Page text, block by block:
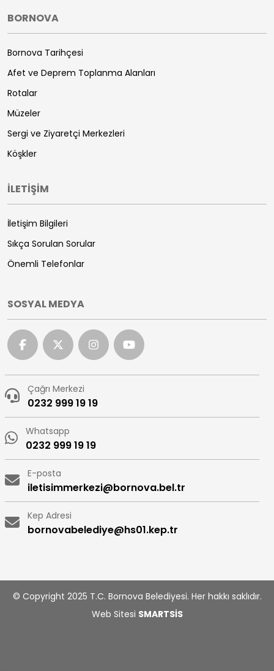
BORNOVA
Bornova Tarihçesi
Afet ve Deprem Toplanma Alanları
Rotalar
Müzeler
Sergi ve Ziyaretçi Merkezleri
Köşkler
İLETİŞİM
İletişim Bilgileri
Sıkça Sorulan Sorular
Önemli Telefonlar
SOSYAL MEDYA
Çağrı Merkezi
0232 999 19 19
Whatsapp
0232 999 19 19
E-posta
iletisimmerkezi@bornova.bel.tr
Kep Adresi
bornovabelediye@hs01.kep.tr
© Copyright 2025 T.C. Bornova Belediyesi. Her hakkı saklıdır.
Web Sitesi SMARTSİS